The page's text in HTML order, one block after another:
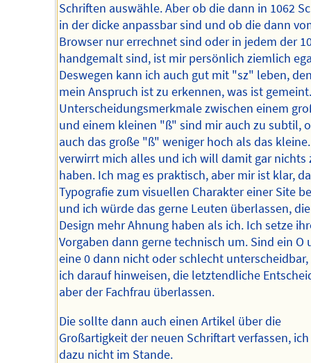
Schriften auswähle. Aber ob die dann in 1062
in der dicke anpassbar sind und ob die dann
Browser nur errechnet sind oder in jedem der
handgemalt sind, ist mir persönlich ziemlich
Deswegen kann ich auch gut mit "sz" leben,
mein Anspruch ist zu erkennen, was ist
Unterscheidungsmerkmale zwischen einem
und einem kleinen "ß" sind mir auch zu subtil,
auch das große "ß" weniger hoch als das
verwirrt mich alles und ich will damit gar nichts
haben. Ich mag es praktisch, aber mir ist klar,
Typografie zum visuellen Charakter einer Site
und ich würde das gerne Leuten überlassen,
Design mehr Ahnung haben als ich. Ich setze
Vorgaben dann gerne technisch um. Sind ein O
eine 0 dann nicht oder schlecht
ich darauf hinweisen, die letztendliche
aber der Fachfrau überlassen.
Die sollte dann auch einen Artikel über die
Großartigkeit der neuen Schriftart verfassen,
dazu nicht im Stande.